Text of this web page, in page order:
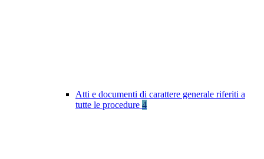
Atti e documenti di carattere generale riferiti a
tutte le procedure 4